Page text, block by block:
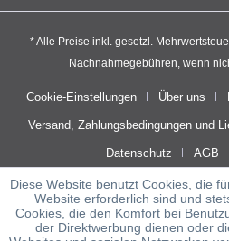
* Alle Preise inkl. gesetzl.
Nachnahmegebühren, wenn
Cookie-Einstellungen Über uns
Versand, Zahlungsbedingungen und
Datenschutz AGB
Diese Website benutzt Cookies, die
Website erforderlich sind und
Cookies, die den Komfort bei
der Direktwerbung dienen oder